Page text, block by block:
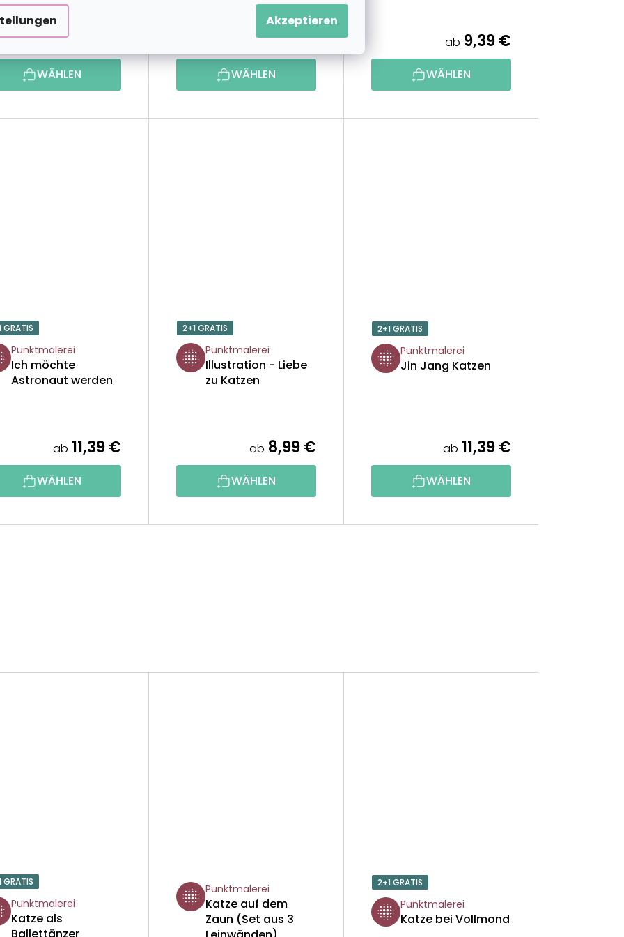
Akzeptieren
ab
WÄHLEN
ab11,39 €
WÄHLEN
ab 9,39 €
WÄHLEN
GRATIS
Punktmalerei
Ich möchte
Astronaut werden
ab 11,39 €
WÄHLEN
2+1 GRATIS
Punktmalerei
Illustration - Liebe
zu Katzen
ab 8,99 €
WÄHLEN
2+1 GRATIS
Punktmalerei
Jin Jang Katzen
ab 11,39 €
WÄHLEN
GRATIS
Punktmalerei
Katze als
Ballettänzer
Punktmalerei
Katze auf dem
Zaun (Set aus 3
2+1 GRATIS
Punktmalerei
Katze bei Vollmond